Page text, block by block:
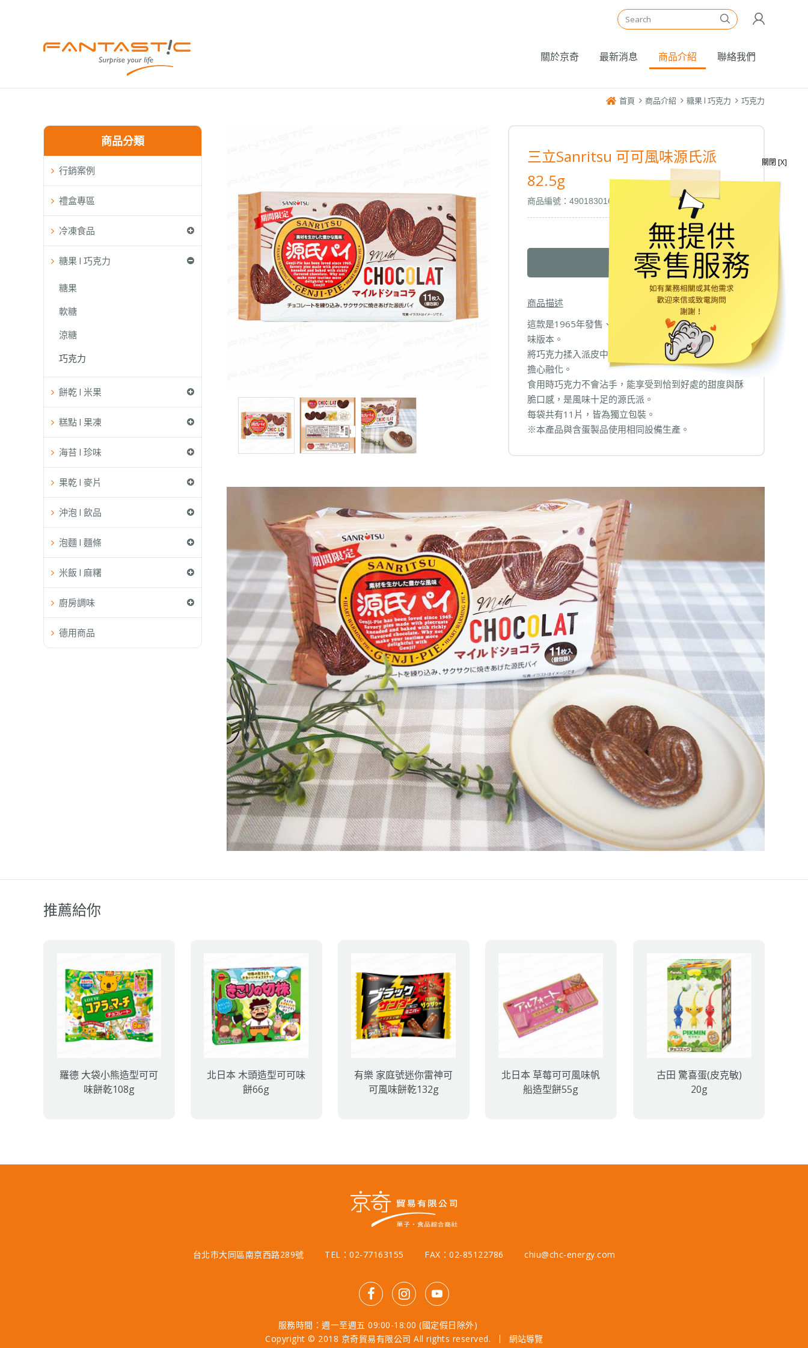
關於京奇 最新消息 商品介紹 聯絡我們
首頁 商品介紹 糖果 l 巧克力 巧克力
商品分類
行銷案例
禮盒專區
冷凍食品
糖果 l 巧克力
糖果
軟糖
涼糖
巧克力
餅乾 l 米果
糕點 l 果凍
海苔 l 珍味
果乾 l 麥片
沖泡 l 飲品
泡麵 l 麵條
米飯 l 麻糬
廚房調味
德用商品
三立Sanritsu 可可風味源氏派
82.5g
商品編號：4901830163032
我要詢問
商品描述
這款是1965年發售、長年熱銷的「源氏派」巧克力口
味版本。
將巧克力揉入派皮中烘烤而成，因此即使在夏天也不必
擔心融化。
食用時巧克力不會沾手，能享受到恰到好處的甜度與酥
脆口感，是風味十足的源氏派。
每袋共有11片，皆為獨立包裝。
※本產品與含蛋製品使用相同設備生產。
推薦給你
羅德 大袋小熊造型可可
味餅乾108g
北日本 木頭造型可可味
餅66g
有樂 家庭號迷你雷神可
可風味餅乾132g
北日本 草莓可可風味帆
船造型餅55g
古田 驚喜蛋(皮克敏)
20g
台北市大同區南京西路289號 TEL：02-77163155 FAX：02-85122786 chiu@chc-energy.com
服務時間：週一至週五 09:00-18:00 (國定假日除外)
Copyright © 2018 京奇貿易有限公司 All rights reserved.
網站導覽
關閉 [X]